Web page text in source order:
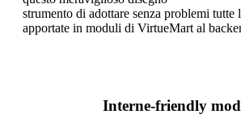
strumento di adottare senza problemi tutte
apportate in moduli di VirtueMart al
Interne-friendly